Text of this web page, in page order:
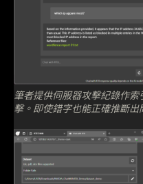
筆者提供伺服器攻擊紀錄作
擊。即使錯字也能正確推斷出